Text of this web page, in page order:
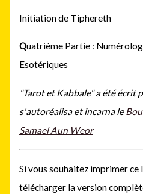
Initiation de Tiphereth
Quatrième Partie :
Esotériques
"Tarot et Kabbale" a été écrit
s'autoréalisa et incarna le
Samael Aun Weor
Si vous souhaitez imprimer ce
télécharger la version